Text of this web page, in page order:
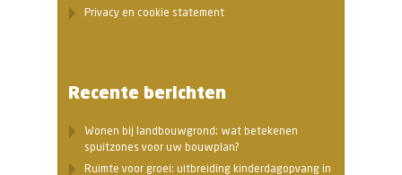
Privacy en cookie statement
Recente berichten
Wonen bij landbouwgrond: wat betekenen
spuitzones voor uw bouwplan?
Ruimte voor groei: uitbreiding kinderdagopvang in